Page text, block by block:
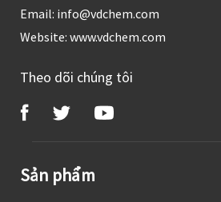
Email: info@vdchem.com
Website: www.vdchem.com
Theo dõi chúng tôi
Sản phẩm